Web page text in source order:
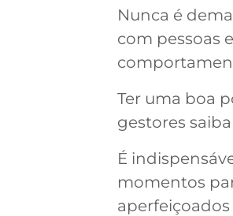
Nunca é
com pessoas
Ter uma boa
gestores
É
momentos